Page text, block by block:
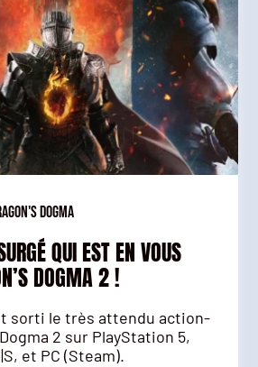
Dogma
QUI EST EN VOUS
DOGMA 2 !
sorti le très attendu action-
Dogma 2 sur PlayStation 5,
et PC (Steam).